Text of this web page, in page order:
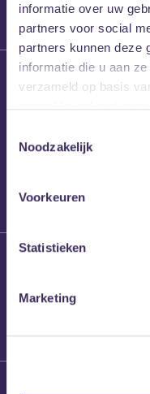
informatie over uw
partners voor social
partners kunnen deze
informatie die u aan
verzameld op basis
Noodzakelijk
Voorkeuren
Statistieken
Marketing